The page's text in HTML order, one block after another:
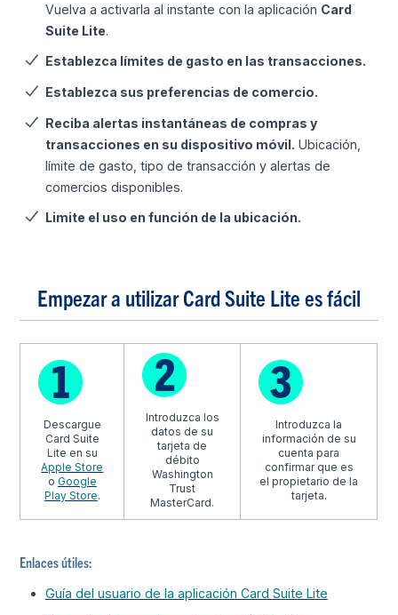
Vuelva a activarla al instante con la aplicación Card
Suite Lite.
Establezca límites de gasto en las transacciones.
Establezca sus preferencias de comercio.
Reciba alertas instantáneas de compras y
transacciones en su dispositivo móvil. Ubicación,
límite de gasto, tipo de transacción y alertas de
comercios disponibles.
Limite el uso en función de la ubicación.
Empezar a utilizar Card Suite Lite es fácil
Descargue
Card Suite
Lite en su
Apple Store
o Google
Play Store.
Introduzca los
datos de su
tarjeta de
débito
Washington
Trust
MasterCard.
Introduzca la
información de su
cuenta para
confirmar que es
el propietario de la
tarjeta.
Enlaces útiles:
Guía del usuario de la aplicación Card Suite Lite